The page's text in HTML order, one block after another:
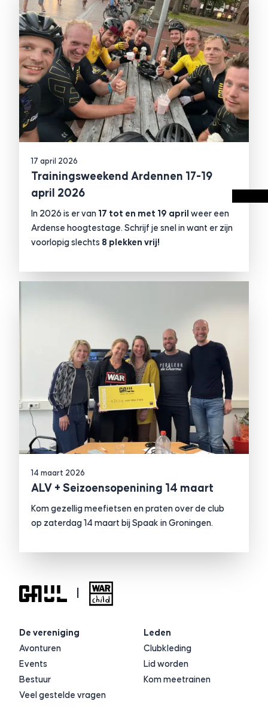
17 april 2026
Trainingsweekend Ardennen 17-19
april 2026
In 2026 is er van 17 tot en met 19 april weer een
Ardense hoogtestage. Schrijf je snel in want er zijn
voorlopig slechts 8 plekken vrij!
14 maart 2026
ALV + Seizoensopenining 14 maart
Kom gezellig meefietsen en praten over de club
op zaterdag 14 maart bij Spaak in Groningen.
De vereniging
Avonturen
Events
Bestuur
Veel gestelde vragen
Leden
Clubkleding
Lid worden
Kom meetrainen